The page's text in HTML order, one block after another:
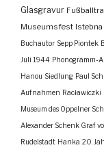
Glasgravur
Museumsfest Istebna
Buchautor Sepp Piontek
Juli 1944 Phonogramm-
Hanou Siedlung Paul
Aufnahmen Racławiczki
Museum des Oppelner
Alexander Schenk Graf
Rudelstadt Hanka 20.